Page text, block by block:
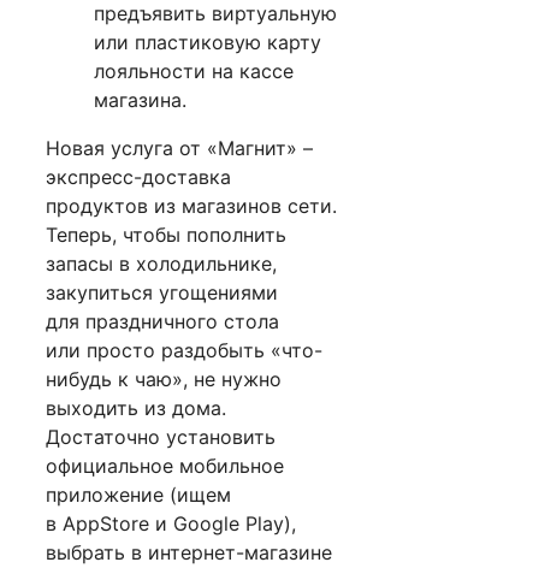
предъявить виртуальную
или пластиковую карту
лояльности на кассе
магазина.
Новая услуга от «Магнит» –
экспресс-доставка
продуктов из магазинов сети.
Теперь, чтобы пополнить
запасы в холодильнике,
закупиться угощениями
для праздничного стола
или просто раздобыть «что-
нибудь к чаю», не нужно
выходить из дома.
Достаточно установить
официальное мобильное
приложение (ищем
в AppStore и Google Play),
выбрать в интернет-магазине